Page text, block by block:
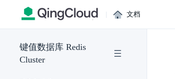
| 文档
键值数据库 Redis
Cluster